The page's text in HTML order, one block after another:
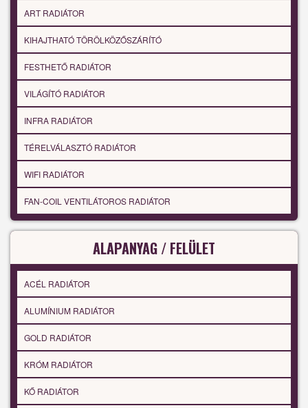
ART RADIÁTOR
KIHAJTHATÓ TÖRÖLKÖZŐSZÁRÍTÓ
FESTHETŐ RADIÁTOR
VILÁGÍTÓ RADIÁTOR
INFRA RADIÁTOR
TÉRELVÁLASZTÓ RADIÁTOR
WIFI RADIÁTOR
FAN-COIL VENTILÁTOROS RADIÁTOR
ALAPANYAG / FELÜLET
ACÉL RADIÁTOR
ALUMÍNIUM RADIÁTOR
GOLD RADIÁTOR
KRÓM RADIÁTOR
KŐ RADIÁTOR